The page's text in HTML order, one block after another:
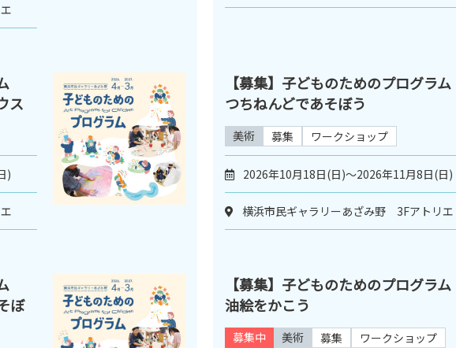
ス
)
【募集】子どものためのプログラム
つちねんどであそぼう
美術 募集 ワークショップ
2026年10月18日(日)～2026年11月8日(日)
横浜市民ギャラリーあざみ野 3Fアトリエ
ぼ
【募集】子どものためのプログラム
油絵をかこう
募集中 美術 募集 ワークショップ